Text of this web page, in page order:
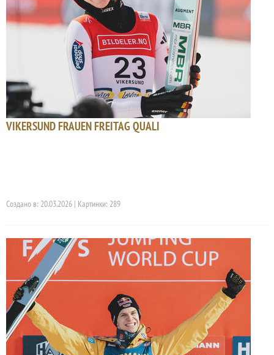
VIKERSUND FRAUEN FREITAG QUALI
Создано в: 20.03.2026 | Картинки: 289